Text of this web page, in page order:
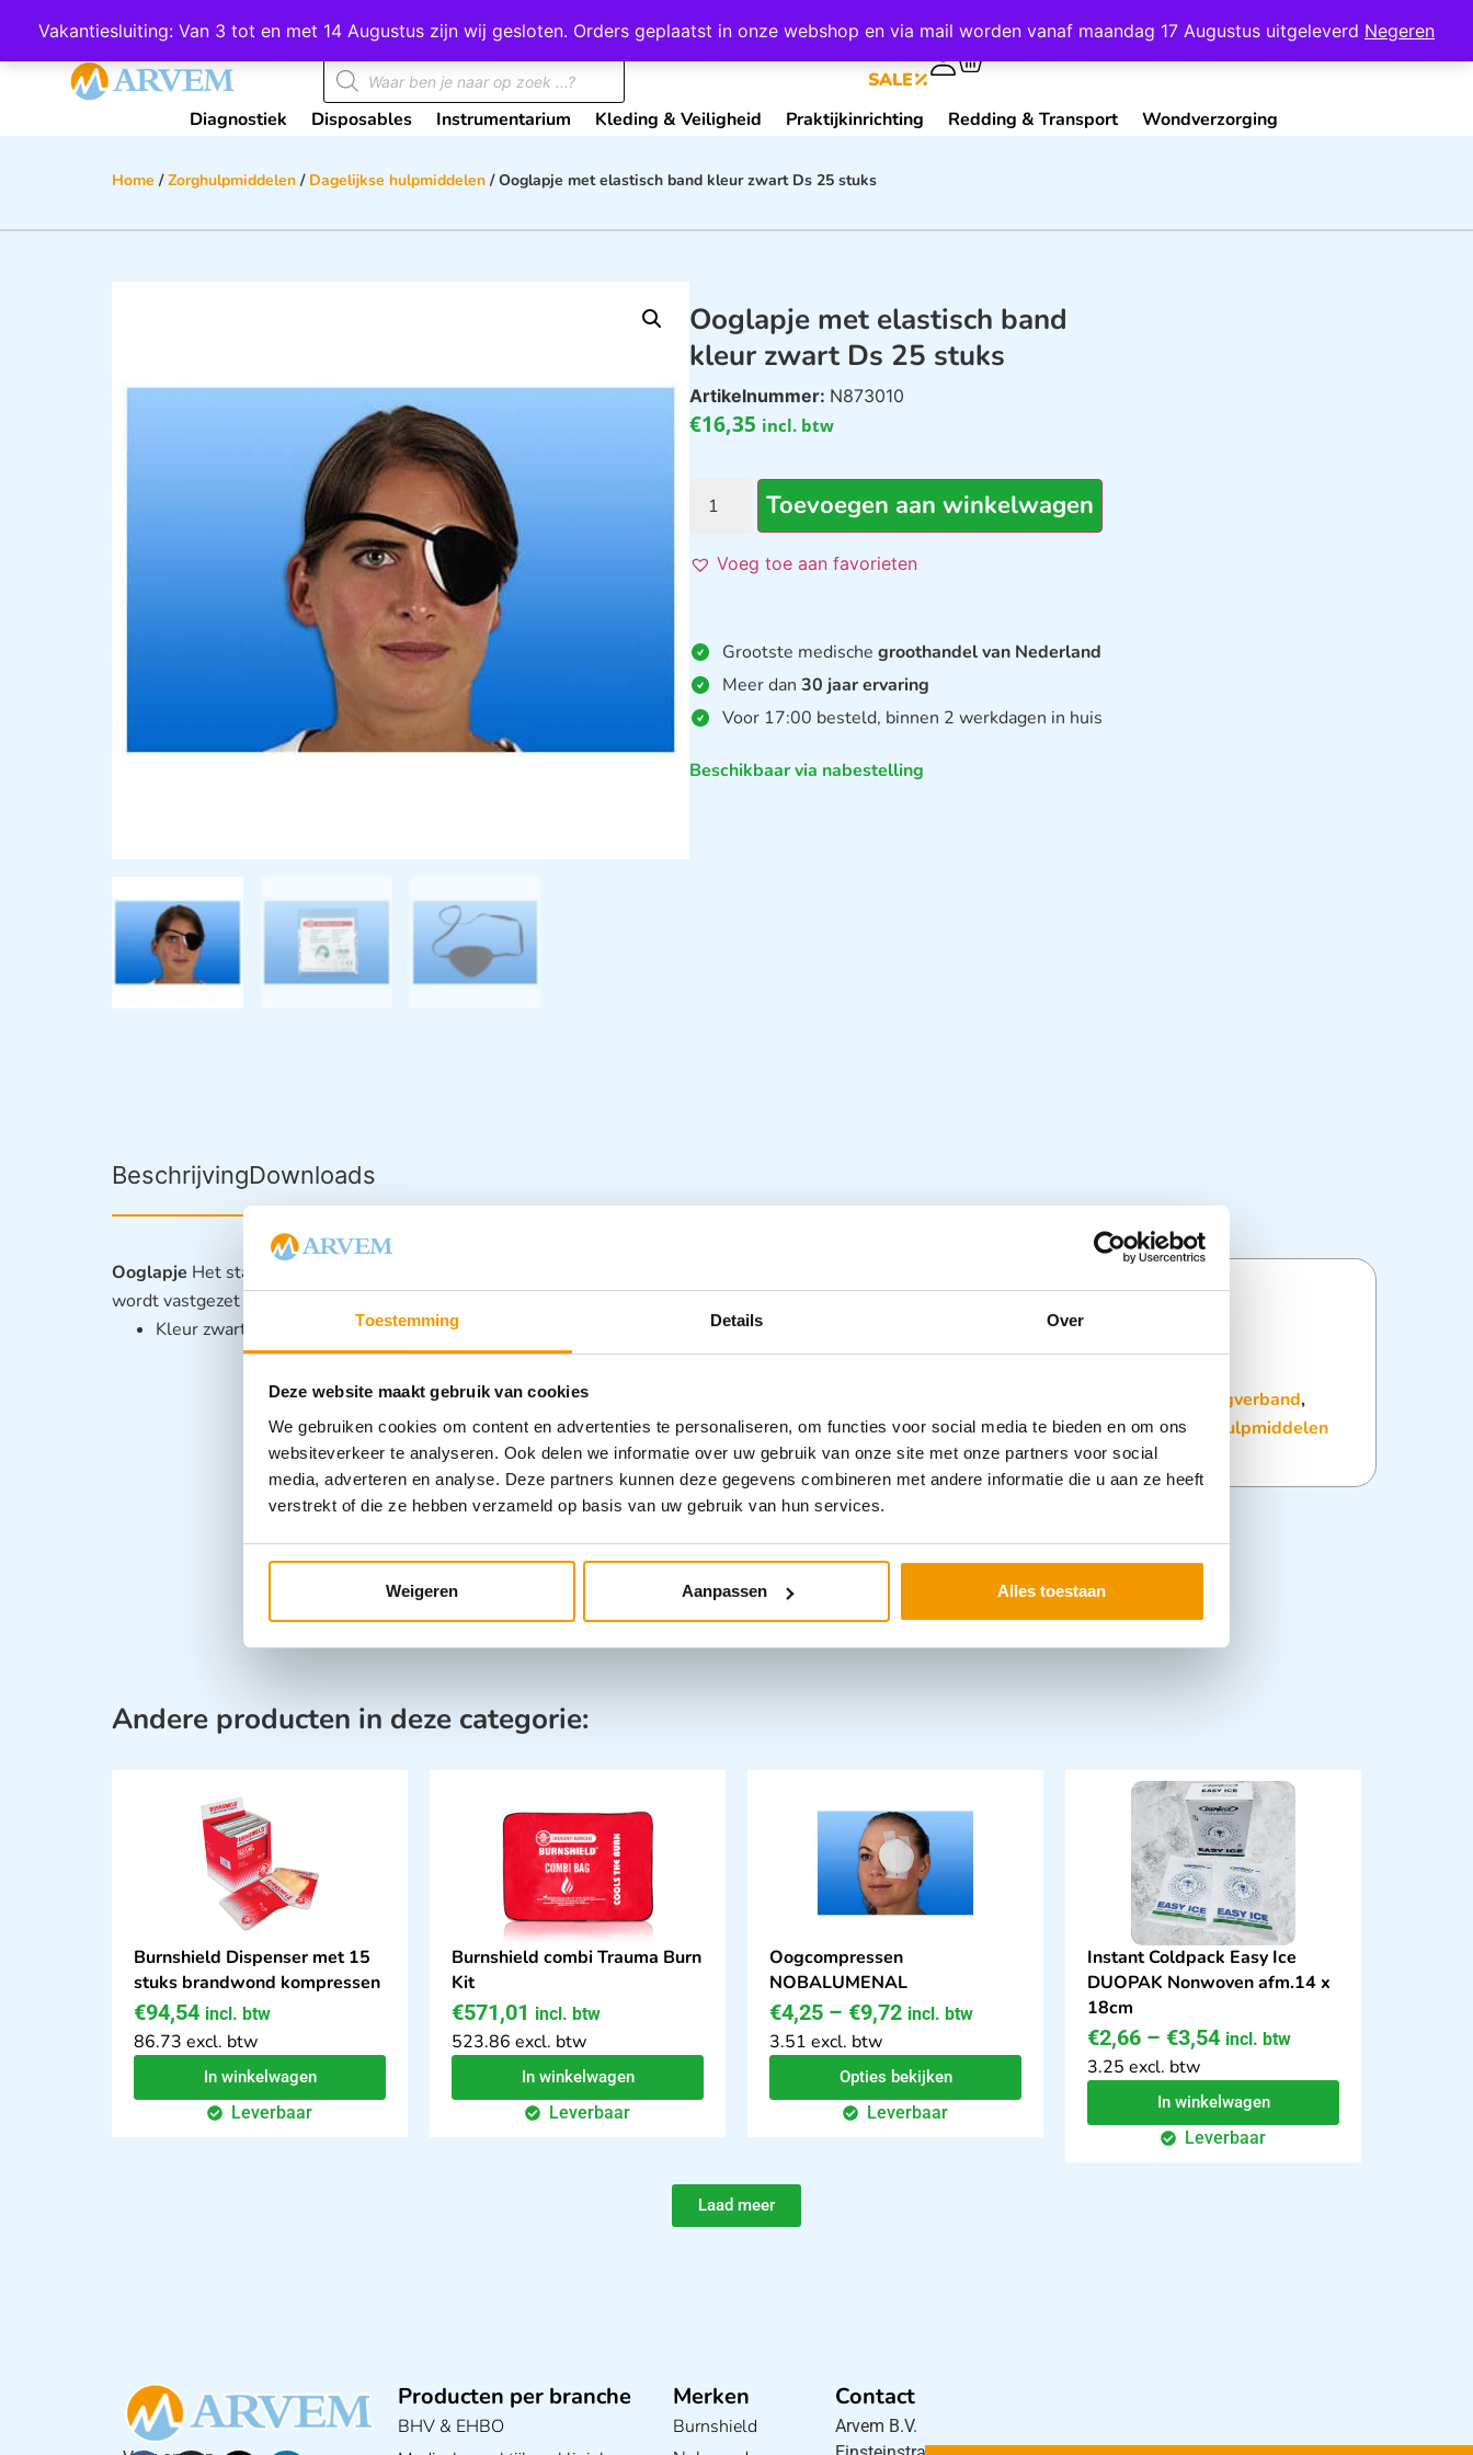
Toestemming Details Over
Deze website maakt gebruik van cookies
We gebruiken cookies om content en advertenties te personaliseren, om functies voor social media te bieden en om ons
websiteverkeer te analyseren. Ook delen we informatie over uw gebruik van onze site met onze partners voor social
media, adverteren en analyse. Deze partners kunnen deze gegevens combineren met andere informatie die u aan ze heeft
verstrekt of die ze hebben verzameld op basis van uw gebruik van hun services.
Weigeren Aanpassen Alles toestaan
Vakantiesluiting: Van 3 tot en met 14 Augustus zijn wij gesloten. Orders geplaatst in onze webshop en via mail worden vanaf maandag 17 Augustus uitgeleverd Negeren
Wij scoren een 4,8 op Google Mijn Account Contact
SALE
Diagnostiek Disposables Instrumentarium Kleding & Veiligheid Praktijkinrichting Redding & Transport Wondverzorging
Home /Zorghulpmiddelen / Dagelijkse hulpmiddelen / Ooglapje met elastisch band kleur zwart Ds 25 stuks
Ooglapje met elastisch band
kleur zwart Ds 25 stuks
Artikelnummer: N873010
€16,35 incl. btw
Toevoegen aan winkelwagen
Voeg toe aan favorieten
Grootste medischegroothandel van Nederland
Meer dan30 jaar ervaring
Voor 17:00 besteld, binnen 2 werkdagen in huis
Beschikbaar via nabestelling
BeschrijvingDownloads
Ooglapje Het starre ooglapje wordt gebruikt als beschermende “pleister”. Het ooglapje
wordt vastgezet met een elastische hoofdband.
Kleur zwart
Oogverband,
Verbandmiddelen,Wondverzorging,Zorghulpmiddelen
Andere producten in deze categorie:
Burnshield Dispenser met 15
stuks brandwond kompressen
€94,54 incl. btw
86.73 excl. btw
In winkelwagen
Leverbaar
Burnshield combi Trauma Burn
Kit
€571,01 incl. btw
523.86 excl. btw
In winkelwagen
Leverbaar
Oogcompressen
NOBALUMENAL
€4,25 – €9,72 incl. btw
3.51 excl. btw
Opties bekijken
Leverbaar
Instant Coldpack Easy Ice
DUOPAK Nonwoven afm.14 x
18cm
€2,66 – €3,54 incl. btw
3.25 excl. btw
In winkelwagen
Leverbaar
Laad meer
Producten per branche
BHV & EHBO
Merken
Burnshield
Contact
Arvem B.V.